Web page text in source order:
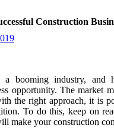
Construction
a booming industry, and
opportunity. The market
the right approach, it is
To do this, keep on
make your construction